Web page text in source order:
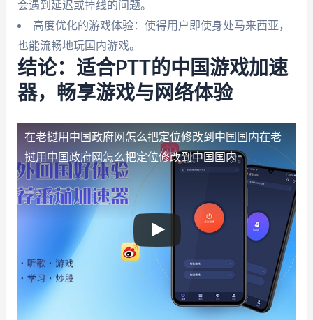
会遇到延迟或掉线的问题。
高度优化的游戏体验：使得用户即使身处马来西亚，
也能流畅地玩国内游戏。
结论：适合PTT的中国游戏加速
器，畅享游戏与网络体验
在老挝用中国政府网怎么把定位修改到中国国内在老
挝用中国政府网怎么把定位修改到中国国内